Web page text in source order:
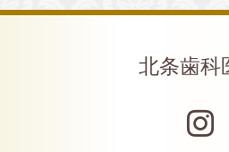
北条歯科